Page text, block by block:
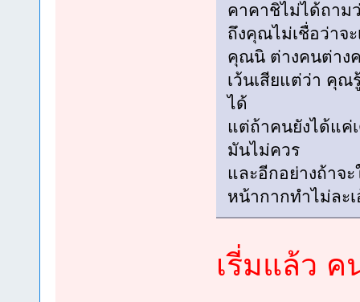
คาคาชิไม่ได้ถาม
ถึงคุณไม่เชื่อว่าจ
คุณนิ ต่างคนต่าง
เว้นเสียแต่ว่า คุณ
ได้
แต่ถ้าคนยังได้แค่
มันไม่ควร
และอีกอย่างถ้าจะ
หน้ากากทำไม่ละ
เรี่มแล้ว